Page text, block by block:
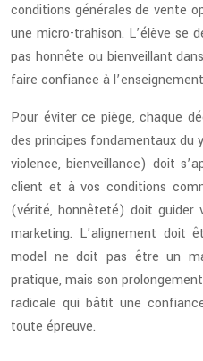
conditions générales de vente
une micro-trahison. L’élève se
pas honnête ou bienveillant
faire confiance à
Pour éviter ce piège, chaque
des principes fondamentaux du
violence, bienveillance) doit
client et à vos conditions
(vérité, honnêteté) doit
marketing. L’alignement doit
model ne doit pas être un
pratique, mais son
radicale qui bâtit une
toute épreuve.